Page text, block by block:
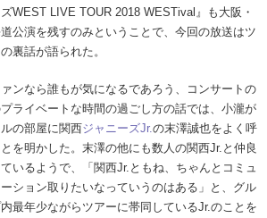
WEST LIVE TOUR 2018 WESTival』も大阪・
公演を残すのみということで、今回の放送はツ
裏話が語られた。
ンなら誰もが気になるであろう、コンサートの
ライベートな時間の過ごし方の話では、小瀧が
の部屋に関西ジャニーズJr.の末澤誠也をよく呼
を明かした。末澤の他にも数人の関西Jr.と仲良
ているようで、「関西Jr.ともね、ちゃんとコミュ
ション取りたいなっていうのはある」と、グル
最年少ながらツアーに帯同しているJr.のことを